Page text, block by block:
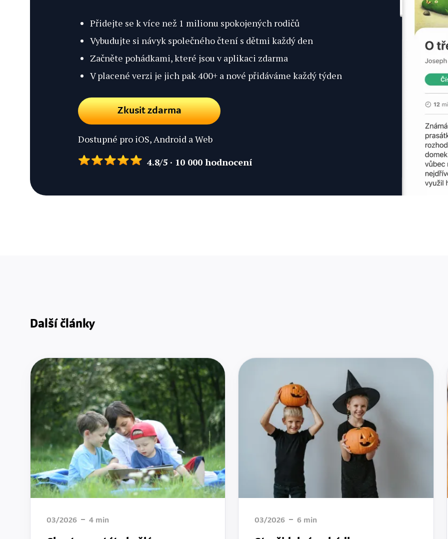
Přidejte se k více než 1 milionu spokojených rodičů
Vybudujte si návyk společného čtení s dětmi každý den
Začněte pohádkami, které jsou v aplikaci zdarma
V placené verzi je jich pak 400+ a nové přidáváme každý týden
Zkusit zdarma
Dostupné pro iOS, Android a Web
4.8/5 · 10 000 hodnocení
Další články
03/2026 4 min 03/2026 6 min